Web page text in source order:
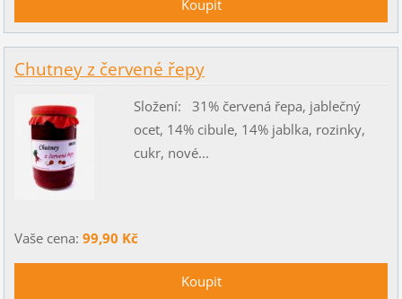
Chutney z červené řepy
Složení: 31% červená řepa, jablečný
ocet, 14% cibule, 14% jablka, rozinky,
cukr, nové...
Vaše cena: 99,90 Kč